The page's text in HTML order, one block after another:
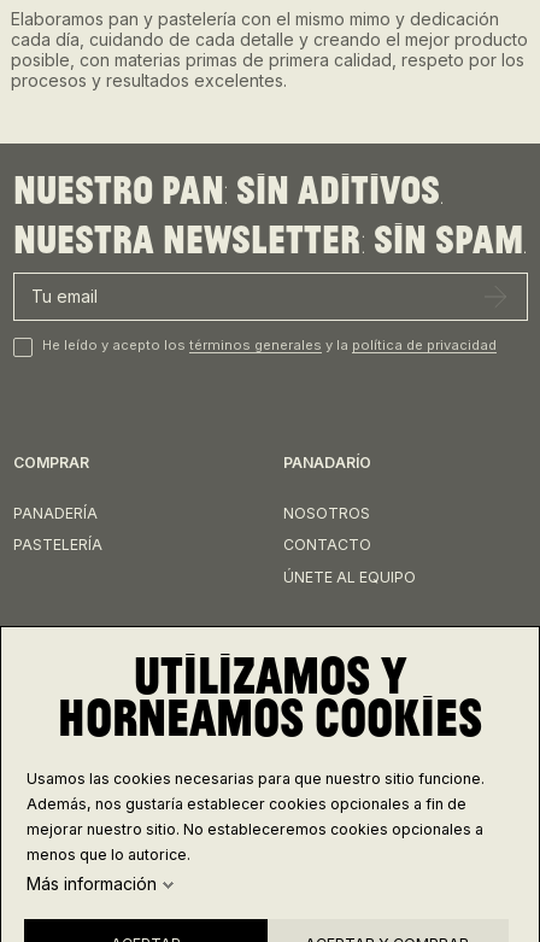
Elaboramos pan y pastelería con el mismo mimo y dedicación
cada día, cuidando de cada detalle y creando el mejor producto
posible, con materias primas de primera calidad, respeto por los
procesos y resultados excelentes.
Nuestro pan: sin aditivos.
Nuestra newsletter: sin spam.
He leído y acepto los términos generales y la política de privacidad
COMPRAR
PANADERÍA
PASTELERÍA
PANADARÍO
NOSOTROS
CONTACTO
ÚNETE AL EQUIPO
INSTAGRAM
FACEBOOK
Controla tus galletas
UTILIZAMOS Y
HORNEAMOS COOKIES
Usamos las cookies necesarias para que nuestro sitio funcione.
Además, nos gustaría establecer cookies opcionales a fin de
mejorar nuestro sitio. No estableceremos cookies opcionales a
menos que lo autorice.
Más información